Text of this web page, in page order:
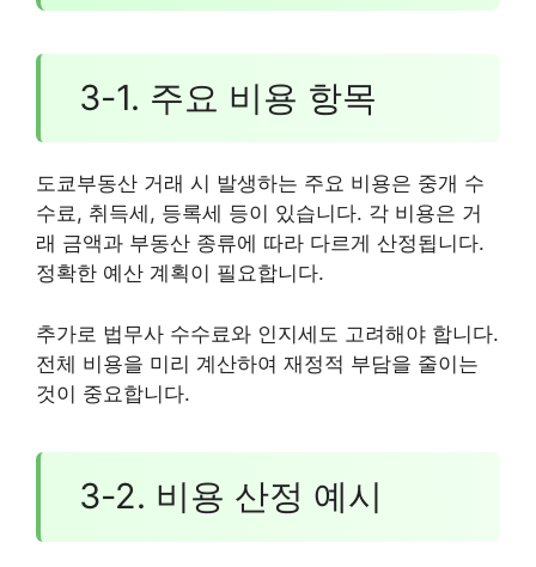
3-1. 주요 비용 항목
도쿄부동산 거래 시 발생하는 주요 비용은 중개 수
수료, 취득세, 등록세 등이 있습니다. 각 비용은 거
래 금액과 부동산 종류에 따라 다르게 산정됩니다.
정확한 예산 계획이 필요합니다.
추가로 법무사 수수료와 인지세도 고려해야 합니다.
전체 비용을 미리 계산하여 재정적 부담을 줄이는
것이 중요합니다.
3-2. 비용 산정 예시